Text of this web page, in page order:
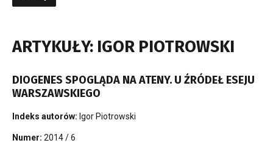
ARTYKUŁY: IGOR PIOTROWSKI
DIOGENES SPOGLĄDA NA ATENY. U ŹRÓDEŁ ESEJU
WARSZAWSKIEGO
Indeks autorów: Igor Piotrowski
Numer: 2014 / 6